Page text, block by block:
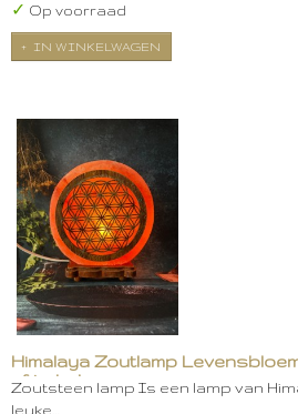
✓ Op voorraad
IN WINKELWAGEN
Himalaya Zoutlamp
af te halen
Zoutsteen lamp Is een lamp van
leuke…